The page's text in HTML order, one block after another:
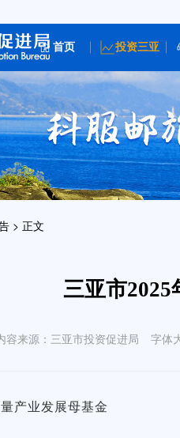
首页 投资三亚
> 正文
三亚市
容来源：三亚市投资促进局 字体
产业发展母基金